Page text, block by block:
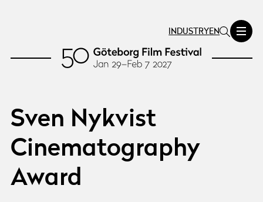
INDUSTRY EN
Sven Nykvist
Cinematography
Award